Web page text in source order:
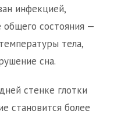
инфекцией,
состояния —
тела,
сна.
стенке глотки
становится более